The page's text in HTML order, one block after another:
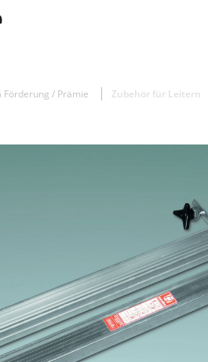
Förderung / Prämie Zubehör für Leitern